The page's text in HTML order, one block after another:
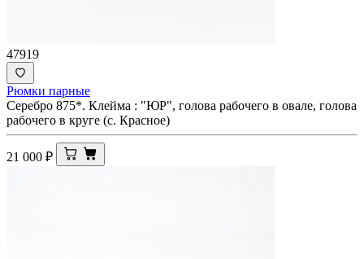
47919
Рюмки парные
Серебро 875*. Клейма : "ЮР", голова рабочего в овале, голова
рабочего в круге (с. Красное)
21 000 ₽